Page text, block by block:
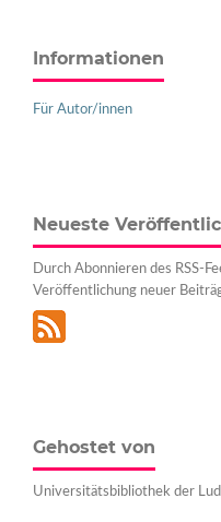
Informationen
Für Autor/innen
Neueste
Durch Abonnieren des RSS-
Veröffentlichung neuer
Gehostet von
Universitätsbibliothek der